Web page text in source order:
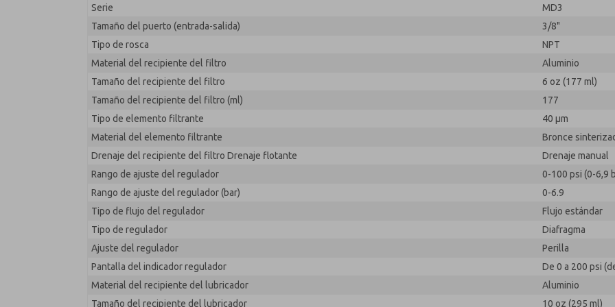
Serie
MD3
Tamaño del puerto (entrada-salida)
3/8"
Tipo de rosca
NPT
Material del recipiente del filtro
Aluminio
Tamaño del recipiente del filtro
6 oz (177 ml)
Tamaño del recipiente del filtro (ml)
177
Tipo de elemento filtrante
40 µm
Material del elemento filtrante
Bronce
Drenaje del recipiente del filtro Drenaje flotante
Drenaje manual
Rango de ajuste del regulador
0-100 psi (0-6,9
Rango de ajuste del regulador (bar)
0-6.9
Tipo de flujo del regulador
Flujo estándar
Tipo de regulador
Diafragma
Ajuste del regulador
Perilla
Pantalla del indicador regulador
De 0 a 200 psi
Material del recipiente del lubricador
Aluminio
Tamaño del recipiente del lubricador
10 oz (295 ml)
MD353ECA6C3YS